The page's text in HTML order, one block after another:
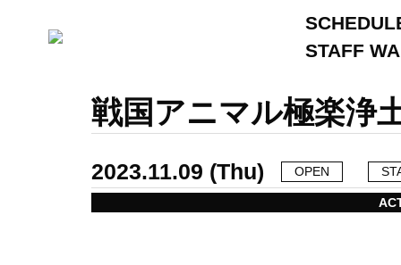
STAFF
戦国アニマル極楽浄
2023.11.09 (Thu) OPEN